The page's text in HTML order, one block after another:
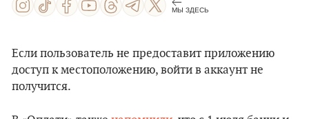
МЫ ЗДЕСЬ
Если пользователь не предоставит приложению
доступ к местоположению, войти в аккаунт не
получится.